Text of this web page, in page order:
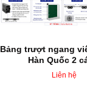
Bảng trượt ngang
Hàn Quốc 2
Liên hệ